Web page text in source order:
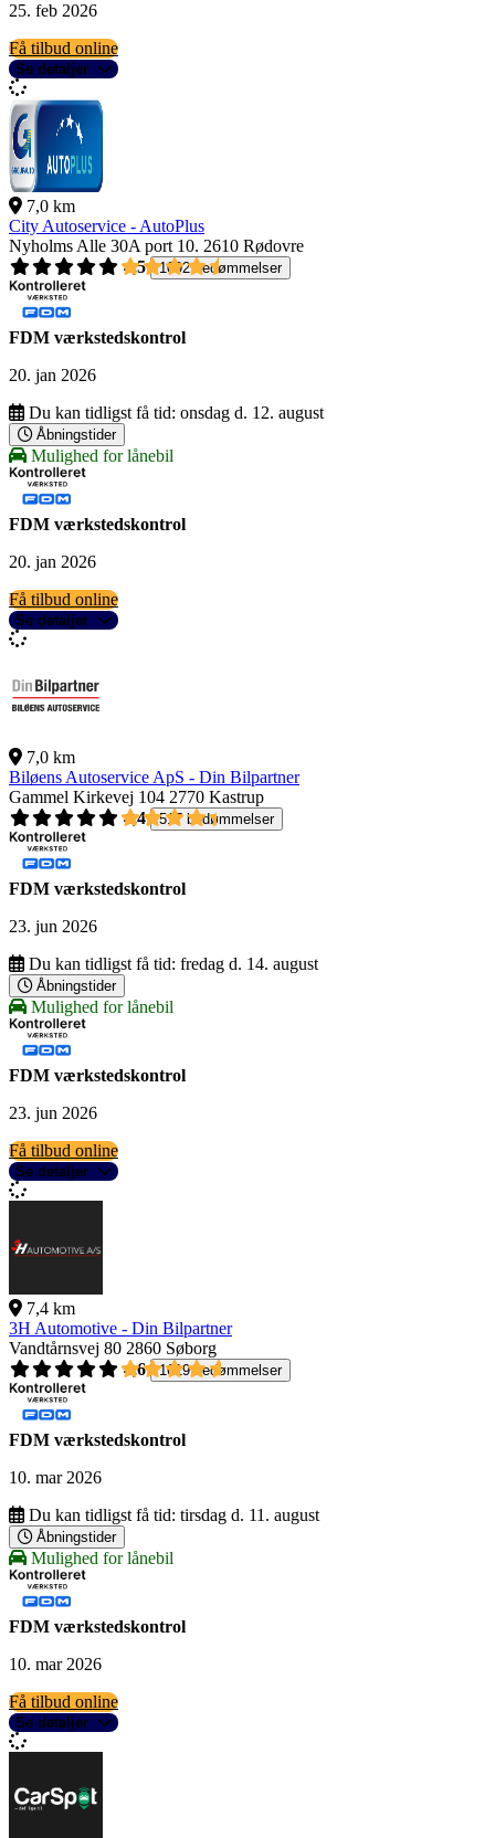
25. feb 2026
Få tilbud online
Se detaljer
7,0 km
City Autoservice - AutoPlus
Nyholms Alle 30A port 10. 2610 Rødovre
4,5
1092 bedømmelser
FDM værkstedskontrol
20. jan 2026
Du kan tidligst få tid: onsdag d. 12. august
Åbningstider
Mulighed for lånebil
FDM værkstedskontrol
20. jan 2026
Få tilbud online
Se detaljer
7,0 km
Biløens Autoservice ApS - Din Bilpartner
Gammel Kirkevej 104 2770 Kastrup
4,4
517 bedømmelser
FDM værkstedskontrol
23. jun 2026
Du kan tidligst få tid: fredag d. 14. august
Åbningstider
Mulighed for lånebil
FDM værkstedskontrol
23. jun 2026
Få tilbud online
Se detaljer
7,4 km
3H Automotive - Din Bilpartner
Vandtårnsvej 80 2860 Søborg
4,6
1619 bedømmelser
FDM værkstedskontrol
10. mar 2026
Du kan tidligst få tid: tirsdag d. 11. august
Åbningstider
Mulighed for lånebil
FDM værkstedskontrol
10. mar 2026
Få tilbud online
Se detaljer